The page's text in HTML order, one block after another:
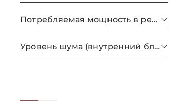
Потребляемая мощность в режиме нагрева
Уровень шума (внутренний блок) дБ(А)